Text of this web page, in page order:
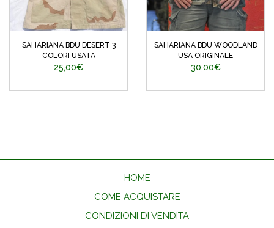
SAHARIANA BDU DESERT 3
COLORI USATA
25,00€
SAHARIANA BDU WOODLAND
USA ORIGINALE
30,00€
HOME
COME ACQUISTARE
CONDIZIONI DI VENDITA